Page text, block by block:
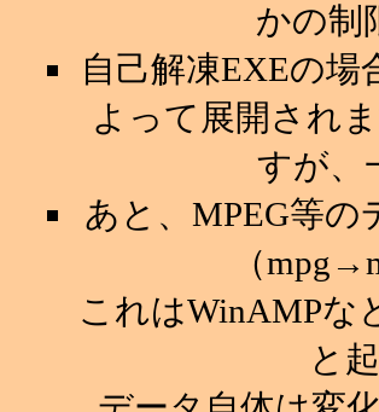
かの制
自己解凍EXEの
よって展開され
すが、
あと、MPEG等
（
これはWinAMPな
と